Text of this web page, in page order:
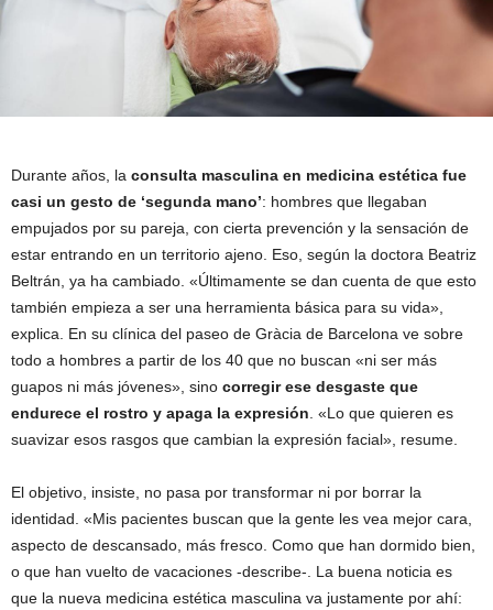
Durante años, la consulta masculina en medicina estética fue
casi un gesto de ‘segunda mano’: hombres que llegaban
empujados por su pareja, con cierta prevención y la sensación de
estar entrando en un territorio ajeno. Eso, según la doctora Beatriz
Beltrán, ya ha cambiado. «Últimamente se dan cuenta de que esto
también empieza a ser una herramienta básica para su vida»,
explica. En su clínica del paseo de Gràcia de Barcelona ve sobre
todo a hombres a partir de los 40 que no buscan «ni ser más
guapos ni más jóvenes», sino corregir ese desgaste que
endurece el rostro y apaga la expresión . «Lo que quieren es
suavizar esos rasgos que cambian la expresión facial», resume.
El objetivo, insiste, no pasa por transformar ni por borrar la
identidad. «Mis pacientes buscan que la gente les vea mejor cara,
aspecto de descansado, más fresco. Como que han dormido bien,
o que han vuelto de vacaciones -describe-. La buena noticia es
que la nueva medicina estética masculina va justamente por ahí: